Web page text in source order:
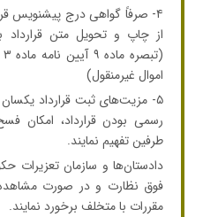
۴- صرفاً گواهی درج پیشنویس
از چاپ و تحویل متن قرارداد
اموال غیرمنقول)
۵- مزیت‌های ثبت قرارداد
رسمی بودن قرارداد، امکان
طرفین تفهیم نمایند.
دادستان‌ها و سازمان تعزیرات
فوق نظارت و در صورت
مقررات با متخلف برخورد نمایند.